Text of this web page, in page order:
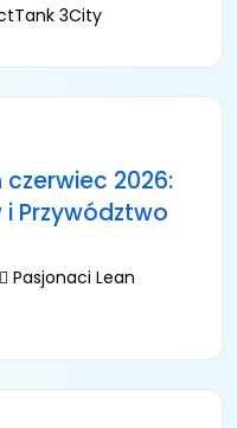
3City
czerwiec 2026:
Przywództwo
Pasjonaci Lean